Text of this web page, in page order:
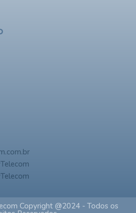
Copyright @2024 - Todos os